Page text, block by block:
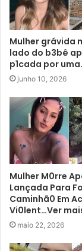
Mulher grávida
lado do b3bê
p1cada por
junho 10, 2026
Mulher M0rre
Lançada Para
Caminhã0 Em
Vi0lent…Ver
maio 22, 2026